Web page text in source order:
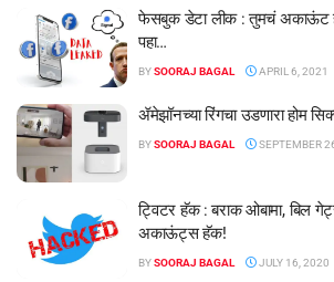
फेसबुक डेटा लीक : तुमचं
पहा…
BYSOORAJ BAGAL APRIL 6, 2021
ॲमेझॉनच्या रिंगचा उडणारा होम
BYSOORAJ BAGAL SEPTEMBER
ट्विटर हॅक : बराक ओबामा, बिल
अकाऊंट्स हॅक!
BYSOORAJ BAGAL JULY 16, 2020